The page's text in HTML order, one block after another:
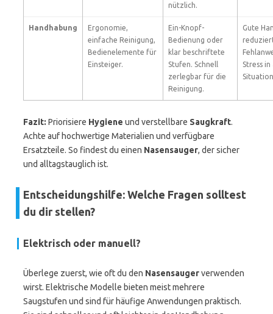
nützlich.
Handhabung
Ergonomie,
einfache Reinigung,
Bedienelemente für
Einsteiger.
Ein-Knopf-
Bedienung oder
klar beschriftete
Stufen. Schnell
zerlegbar für die
Reinigung.
Gute
Stress
Fazit: Priorisiere Hygiene und verstellbare Saugkraft.
Achte auf hochwertige Materialien und verfügbare
Ersatzteile. So findest du einen Nasensauger, der sicher
und alltagstauglich ist.
Entscheidungshilfe: Welche Fragen solltest
du dir stellen?
Elektrisch oder manuell?
Überlege zuerst, wie oft du den Nasensaugerverwenden
wirst. Elektrische Modelle bieten meist mehrere
Saugstufen und sind für häufige Anwendungen praktisch.